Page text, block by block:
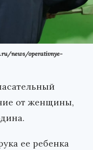
news/operativnye-
от женщины,
ее ребенка